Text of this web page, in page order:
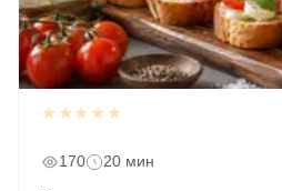
★★★★★
170 20 мин